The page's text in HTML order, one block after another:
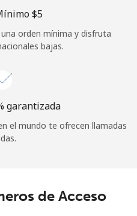
⁦$5⁩
orden mínima y disfruta
bajas.
garantizada
el mundo te ofrecen llamadas
de Acceso